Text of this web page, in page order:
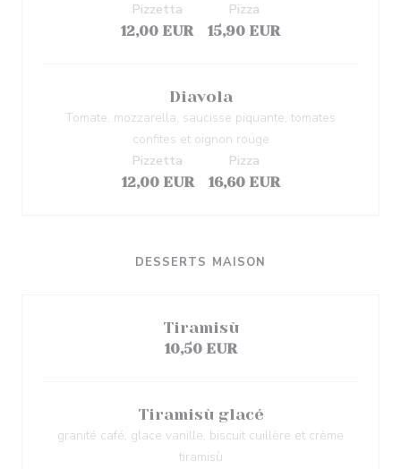
12,00 EUR
Pizzetta
15,90 EUR
Pizza
Diavola
Tomate, mozzarella, saucisse piquante, tomates
confites et oignon rouge
12,00 EUR
Pizzetta
16,60 EUR
Pizza
DESSERTS MAISON
Tiramisù
10,50 EUR
Tiramisù glacé
granité café, glace vanille, biscuit cuillère et crème
tiramisù